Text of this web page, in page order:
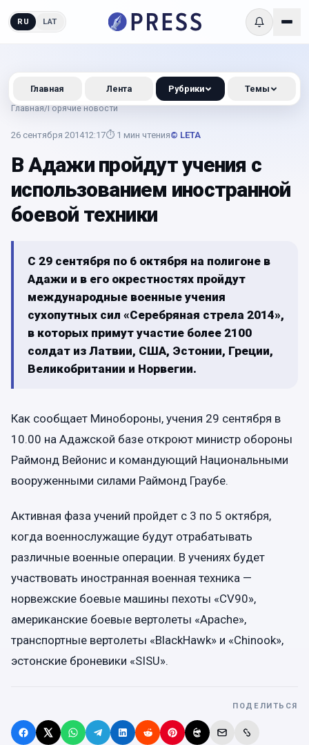
RU LAT
Главная/Горячие новости
26 сентября 201412:17⏱ 1 мин чтения© LETA
В Адажи пройдут учения с
использованием иностранной
боевой техники
С 29 сентября по 6 октября на полигоне в
Адажи и в его окрестностях пройдут
международные военные учения
сухопутных сил «Серебряная стрела 2014»,
в которых примут участие более 2100
солдат из Латвии, США, Эстонии, Греции,
Великобритании и Норвегии.
Как сообщает Минобороны, учения 29 сентября в
10.00 на Адажской базе откроют министр обороны
Раймонд Вейонис и командующий Национальными
вооруженными силами Раймонд Граубе.
Активная фаза учений пройдет с 3 по 5 октября,
когда военнослужащие будут отрабатывать
различные военные операции. В учениях будет
участвовать иностранная военная техника —
норвежские боевые машины пехоты «CV90»,
американские боевые вертолеты «Apache»,
транспортные вертолеты «BlackHawk» и «Chinook»,
эстонские броневики «SISU».
ПОДЕЛИТЬСЯ
Главная Лента Рубрики Темы